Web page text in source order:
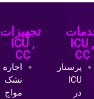
ICU ,
CC
پرستار
ICU
در
تجهیزات
ICU ,
CC
اجاره
تشک
مواج